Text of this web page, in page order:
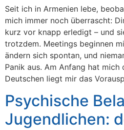
Seit ich in Armenien lebe,
mich immer noch überrascht:
kurz vor knapp erledigt – und
trotzdem. Meetings beginnen
ändern sich spontan, und
Panik aus. Am Anfang hat
Deutschen liegt mir das
Psychische
Jugendlichen: